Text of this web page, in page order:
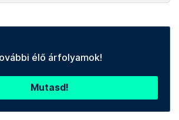
élő árfolyamok!
Mutasd!